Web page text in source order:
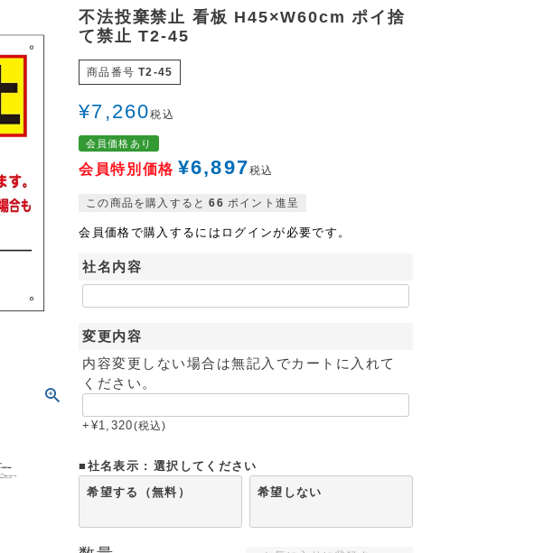
不法投棄禁止 看板 H45×W60cm ポイ捨
て禁止 T2-45
商品番号 T2-45
¥7,260税込
会員価格あり
会員特別価格 ¥6,897税込
この商品を購入すると 66 ポイント進呈
会員価格で購入するにはログインが必要です。
社名内容
変更内容
内容変更しない場合は無記入でカートに入れて
ください。
+ ¥1,320 税込
■社名表示
選択してください
希望する（無料）
希望しない